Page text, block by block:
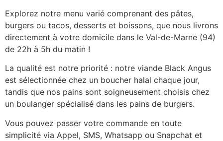
Explorez notre menu varié comprenant des pâtes,
burgers ou tacos, desserts et boissons, que nous livrons
directement à votre domicile dans le Val-de-Marne (94)
de 22h à 5h du matin !
La qualité est notre priorité : notre viande Black Angus
est sélectionnée chez un boucher halal chaque jour,
tandis que nos pains sont soigneusement choisis chez
un boulanger spécialisé dans les pains de burgers.
Vous pouvez passer votre commande en toute
simplicité via Appel, SMS, Whatsapp ou Snapchat et